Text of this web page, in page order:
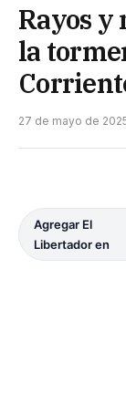
Rayos y
la
27 de mayo de
Agregar El
Libertador en